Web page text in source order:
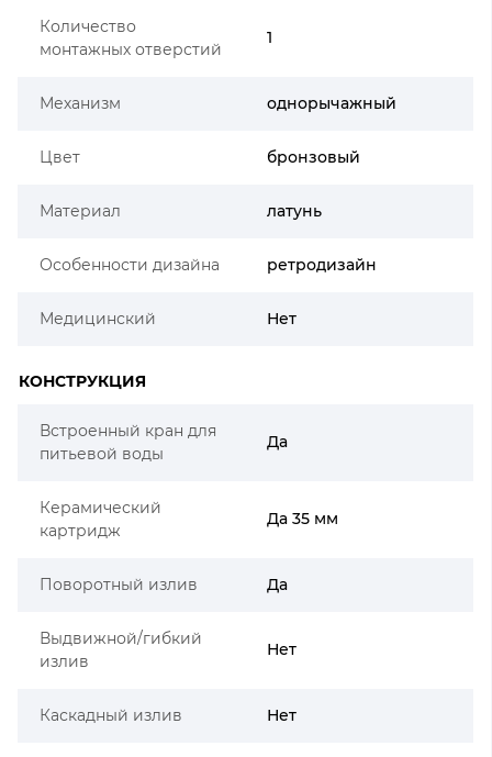
Количество
монтажных отверстий
1
Механизм однорычажный
Цвет бронзовый
Материал латунь
Особенности дизайна ретродизайн
Медицинский Нет
КОНСТРУКЦИЯ
Встроенный кран для
питьевой воды
Да
Керамический
картридж
Да 35 мм
Поворотный излив Да
Выдвижной/гибкий
излив
Нет
Каскадный излив Нет